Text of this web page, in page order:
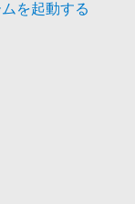
を起動する